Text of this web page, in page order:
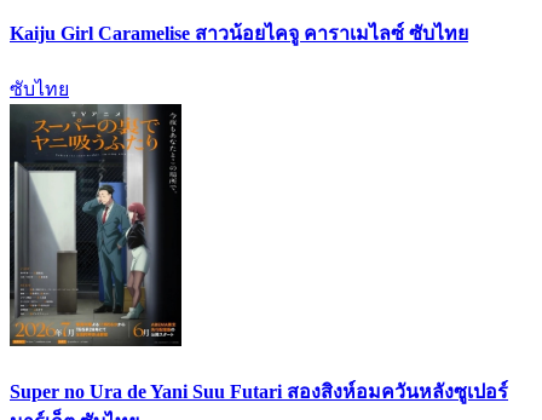
Kaiju Girl Caramelise สาวน้อยไคจู คาราเมไลซ์ ซับไทย
ซับไทย
Super no Ura de Yani Suu Futari สองสิงห์อมควันหลังซูเปอร์